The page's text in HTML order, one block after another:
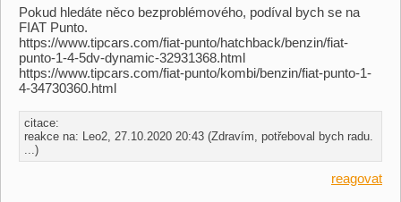
Pokud hledáte něco bezproblémového, podíval bych se na
FIAT Punto.
https://www.tipcars.com/fiat-punto/hatchback/benzin/fiat-
punto-1-4-5dv-dynamic-32931368.html
https://www.tipcars.com/fiat-punto/kombi/benzin/fiat-punto-1-
4-34730360.html
citace:
reakce na: Leo2, 27.10.2020 20:43 (Zdravím, potřeboval bych radu.
...)
reagovat